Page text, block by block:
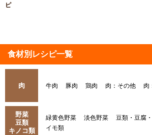
ピ
食材別レシピ一覧
肉 牛肉 豚肉 鶏肉 肉：その他 肉
野菜
豆類
キノコ類
緑黄色野菜 淡色野菜 豆類・豆腐
イモ類